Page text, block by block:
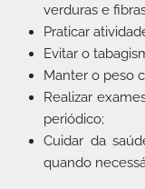
verduras e
Praticar
Evitar o
Manter o peso
Realizar
periódico;
Cuidar da
quando